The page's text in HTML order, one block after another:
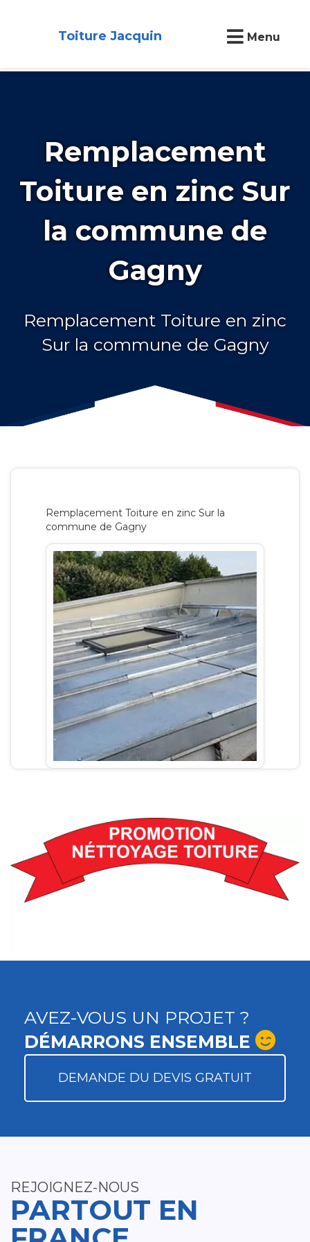
Toiture Jacquin Menu
Remplacement
Toiture en zinc Sur
la commune de
Gagny
Remplacement Toiture en zinc
Sur la commune de Gagny
Remplacement Toiture en zinc Sur la
commune de Gagny
AVEZ-VOUS UN PROJET ?
DÉMARRONS ENSEMBLE
DEMANDE DU DEVIS GRATUIT
REJOIGNEZ-NOUS
PARTOUT EN